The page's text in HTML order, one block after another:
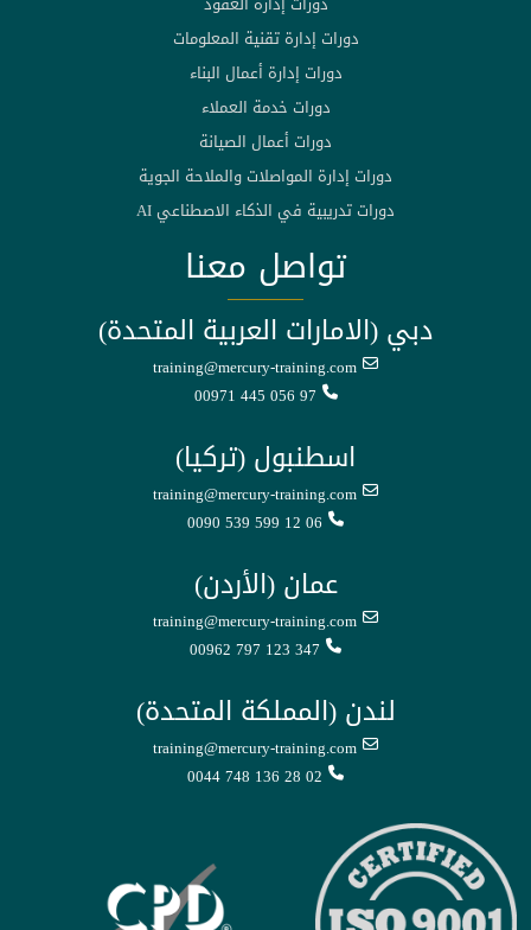
دورات إدارة تقنية المعلومات
دورات إدارة أعمال البناء
دورات خدمة العملاء
دورات أعمال الصيانة
دورات إدارة المواصلات والملاحة الجوية
دورات تدريبية في الذكاء الاصطناعي AI
تواصل معنا
دبي (الامارات العربية المتحدة)
training@mercury-training.com
00971 445 056 97
اسطنبول (تركيا)
training@mercury-training.com
0090 539 599 12 06
عمان (الأردن)
training@mercury-training.com
00962 797 123 347
لندن (المملكة المتحدة)
training@mercury-training.com
0044 748 136 28 02